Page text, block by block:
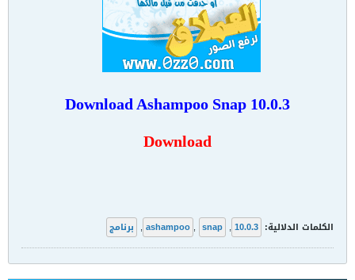
Download Ashampoo Snap 10.0.3
Download
الكلمات الدلالية: 10.0.3
,
ashampoo , snap
, برنامج